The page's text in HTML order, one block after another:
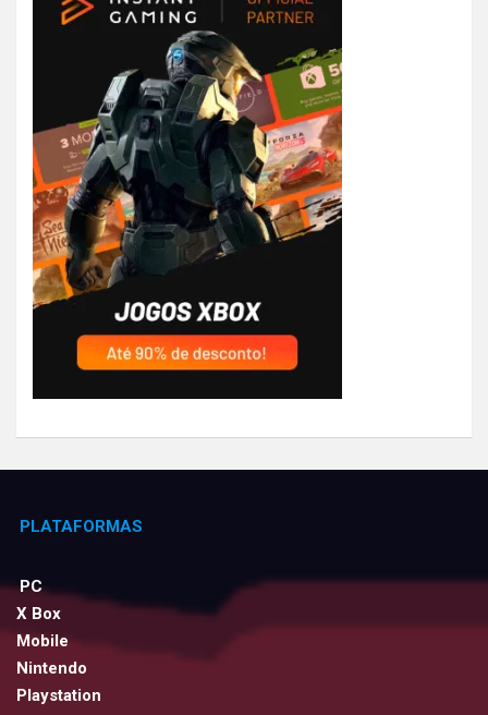
PLATAFORMAS
PC
X Box
Mobile
Nintendo
Playstation